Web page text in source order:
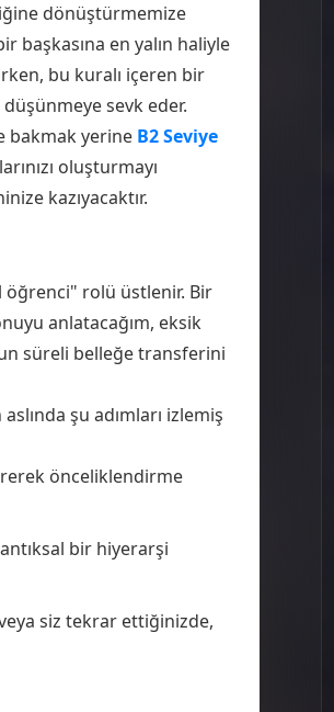
dönüştürmemize
başkasına en yalın haliyle
bu kuralı içeren bir
sevk eder.
bakmak yerine B2 Seviye
oluşturmayı
kazıyacaktır.
öğrenci" rolü üstlenir. Bir
anlatacağım, eksik
süreli belleğe transferini
şu adımları izlemiş
önceliklendirme
bir hiyerarşi
siz tekrar ettiğinizde,